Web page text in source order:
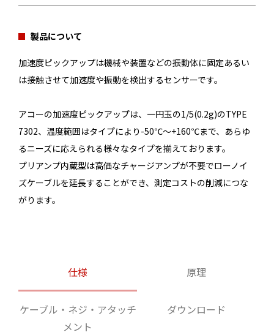
製品について
加速度ピックアップは機械や装置などの振動体に固定あるい
は接触させて加速度や振動を検出するセンサーです。
アコーの加速度ピックアップは、一円玉の1/5(0.2g)のTYPE
7302、温度範囲はタイプにより-50℃～+160℃まで、あらゆ
るニーズに応えられる様々なタイプを揃えております。
プリアンプ内蔵型は高価なチャージアンプが不要でローノイ
ズケーブルを延長することができ、測定コストの削減につな
がります。
仕様 原理
ケーブル・ネジ・アタッチ
メント
ダウンロード